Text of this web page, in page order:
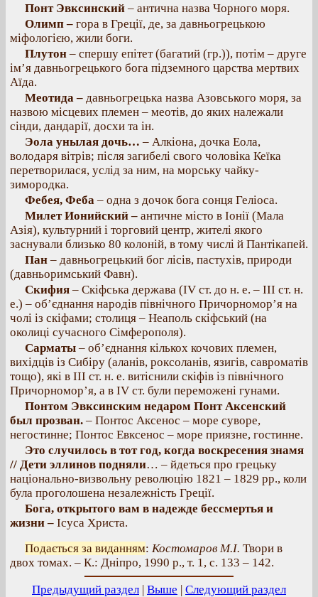
Понт Эвксинский – антична назва Чорного моря.
Олимп – гора в Греції, де, за давньогрецькою
міфологією, жили боги.
Плутон – спершу епітет (багатий (гр.)), потім – друге
ім’я давньогрецького бога підземного царства мертвих
Аїда.
Меотида – давньогрецька назва Азовського моря, за
назвою місцевих племен – меотів, до яких належали
сінди, дандарії, досхи та ін.
Эола унылая дочь… – Алкіона, дочка Еола,
володаря вітрів; після загибелі свого чоловіка Кеїка
перетворилася, услід за ним, на морську чайку-
зимородка.
Фебея, Феба – одна з дочок бога сонця Геліоса.
Милет Ионийский – античне місто в Іонії (Мала
Азія), культурний і торговий центр, жителі якого
заснували близько 80 колоній, в тому числі й Пантікапей.
Пан – давньогрецький бог лісів, пастухів, природи
(давньоримський Фавн).
Скифия – Скіфська держава (IV ст. до н. е. – III ст. н.
е.) – об’єднання народів північного Причорномор’я на
чолі із скіфами; столиця – Неаполь скіфський (на
околиці сучасного Сімферополя).
Сарматы – об’єднання кількох кочових племен,
вихідців із Сибіру (аланів, роксоланів, язигів, савроматів
тощо), які в III ст. н. е. витіснили скіфів із північного
Причорномор’я, а в IV ст. були переможені гунами.
Понтом Эвксинским недаром Понт Аксенский
был прозван. – Понтос Аксенос – море суворе,
негостинне; Понтос Евксенос – море приязне, гостинне.
Это случилось в тот год, когда воскресения знамя
// Дети эллинов подняли… – йдеться про грецьку
національно-визвольну революцію 1821 – 1829 рр., коли
була проголошена незалежність Греції.
Бога, открытого вам в надежде бессмертья и
жизни – Ісуса Христа.
Подається за виданням: Костомаров М.І. Твори в
двох томах. – К.: Дніпро, 1990 р., т. 1, с. 133 – 142.
Предыдущий раздел | Выше | Следующий раздел